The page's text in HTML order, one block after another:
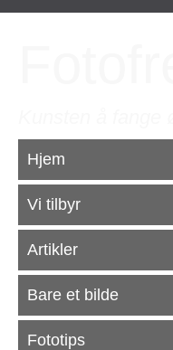
Hjem
Vi tilbyr
Artikler
Bare et bilde
Fototips